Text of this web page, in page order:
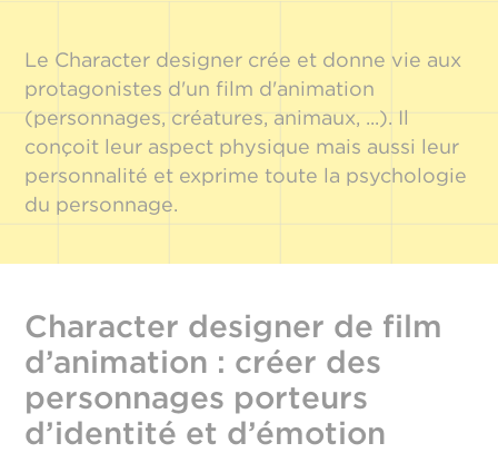
Le Character designer crée et donne vie aux
protagonistes d'un film d'animation
(personnages, créatures, animaux, ...). Il
conçoit leur aspect physique mais aussi leur
personnalité et exprime toute la psychologie
du personnage.
Character designer de film
d’animation : créer des
personnages porteurs
d’identité et d’émotion